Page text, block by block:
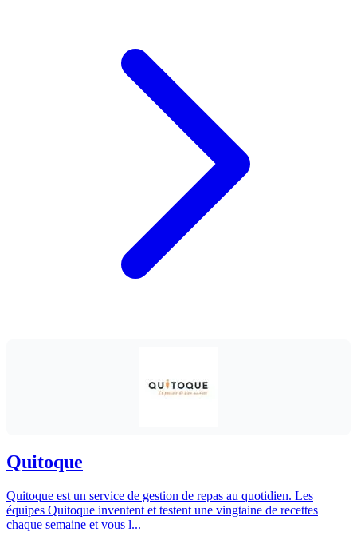
Quitoque
Quitoque est un service de gestion de repas au quotidien. Les
équipes Quitoque inventent et testent une vingtaine de recettes
chaque semaine et vous l...